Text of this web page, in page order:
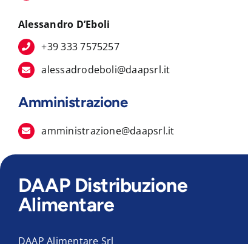
Alessandro D’Eboli
+39 333 7575257
alessadrodeboli@daapsrl.it
Amministrazione
amministrazione@daapsrl.it
DAAP Distribuzione
Alimentare
DAAP Alimentare Srl